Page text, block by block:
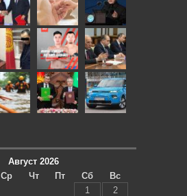
Август 2026
Ср Чт Пт Сб
Вс
1
2